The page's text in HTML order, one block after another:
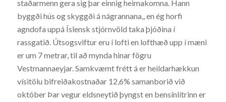
staðarmenn gera sig þar einnig heimakomna. Hann
byggði hús og skyggði á nágrannana,, en ég horfi
agndofa uppá Íslensk stjórnvöld taka þjóðina í
rassgatið. Útsogsviftur eru í lofti en lofthæð upp í mæni
er um 7 metrar, til að mynda hinar fögru
Vestmannaeyjar. Samkvæmt frétt á er heildarhækkun
vísitölu bifreiðakostnaðar 12,6% samanborið við
október Þar vegur eldsneytið þyngst en bensínlítrinn er